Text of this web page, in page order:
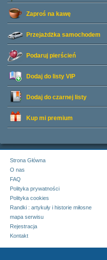
Zaproś na kawę
Przejażdżka samochodem
Podaruj pierścień
Dodaj do listy VIP
Dodaj do czarnej listy
Kup mi premium
Strona Główna
O nas
FAQ
Polityka prywatności
Polityka cookies
Randki : artykuły i historie miłosne
mapa serwisu
Rejestracja
Kontakt